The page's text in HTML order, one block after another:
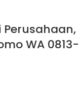
Perusahaan,
WA 0813-